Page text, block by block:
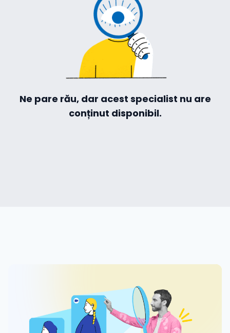
Ne pare rău, dar acest specialist nu are
conținut disponibil.